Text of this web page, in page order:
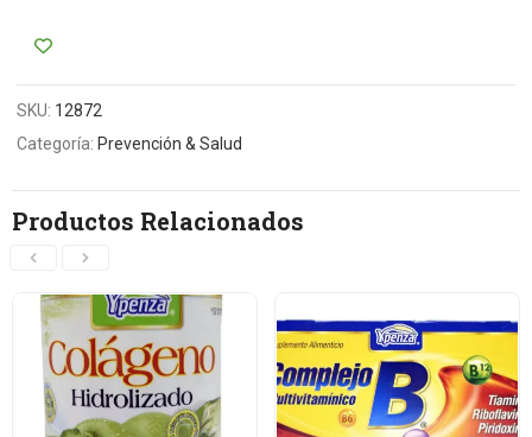
SKU: 12872
Categoría: Prevención & Salud
Productos Relacionados